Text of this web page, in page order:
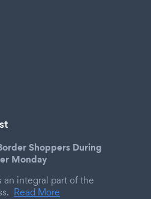
Shoppers During
Monday
integral part of the
Read More